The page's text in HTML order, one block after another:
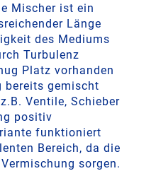
Mischer ist ein
Länge
des Mediums
Turbulenz
Platz vorhanden
bereits gemischt
Ventile, Schieber
positiv
funktioniert
Bereich, da die
sorgen.